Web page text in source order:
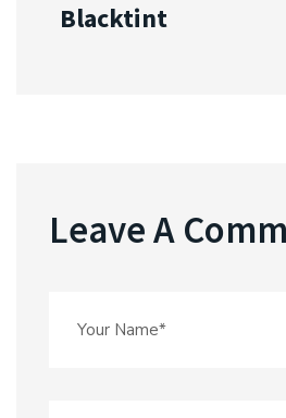
Blacktint
Leave A